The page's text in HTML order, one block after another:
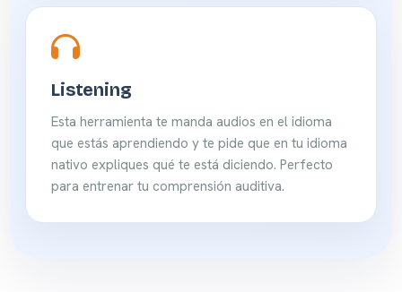
Listening
Esta herramienta te manda audios en el idioma
que estás aprendiendo y te pide que en tu idioma
nativo expliques qué te está diciendo. Perfecto
para entrenar tu comprensión auditiva.